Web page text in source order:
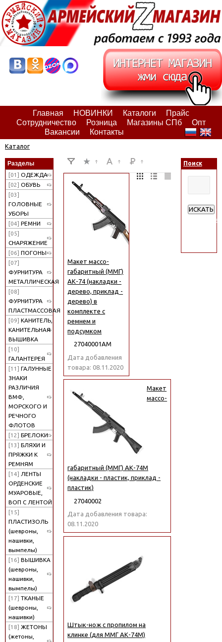
Главная НОВИНКИ Каталоги
Прайс
Сотрудничество
Розница Магазины СПб
Опт
Вакансии
Контакты
Каталог
Разделы
[01] ОДЕЖДА
[02] ОБУВЬ
[03]
ГОЛОВНЫЕ
УБОРЫ
[04] РЕМНИ
[05]
СНАРЯЖЕНИЕ
[06] ПОГОНЫ
[07]
ФУРНИТУРА
МЕТАЛЛИЧЕСКАЯ
[08]
ФУРНИТУРА
ПЛАСТМАССОВАЯ
[09] КАНИТЕЛЬ,
КАНИТЕЛЬНАЯ
ВЫШИВКА
[10]
ГАЛАНТЕРЕЯ
[11] ГАЛУННЫЕ
ЗНАКИ
РАЗЛИЧИЯ
ВМФ,
МОРСКОГО И
РЕЧНОГО
ФЛОТОВ
[12] БРЕЛОКИ
[13] БЛЯХИ И
ПРЯЖКИ К
РЕМНЯМ
[14] ЛЕНТЫ
ОРДЕНСКИЕ
МУАРОВЫЕ,
ВОП С ЛЕНТОЙ
[15]
ПЛАСТИЗОЛЬ
(шевроны,
нашивки,
вымпелы)
[16] ВЫШИВКА
(шевроны,
нашивки,
вымпелы)
[17] ТКАНЫЕ
(шевроны,
нашивки)
[18] ЖЕТОНЫ
(жетоны,
Макет массо-
габаритный (ММГ)
АК-74 (накладки -
дерево, приклад -
дерево) в
комплекте с
ремнем и
подсумком
27040001АМ
Дата добавления
товара: 08.11.2020
Макет
массо-
габаритный (ММГ) АК-74М
(накладки - пластик, приклад -
пластик)
27040002
Дата добавления товара:
08.11.2020
Штык-нож с пропилом на
клинке (для ММГ АК-74М)
Поиск
ИСКАТЬ